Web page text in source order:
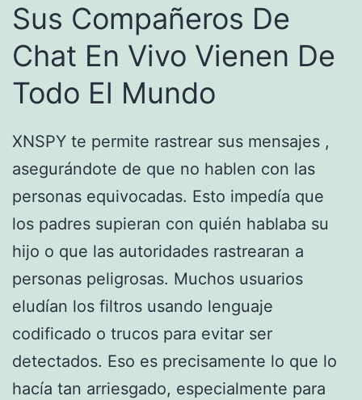
Sus Compañeros De
Chat En Vivo Vienen De
Todo El Mundo
XNSPY te permite rastrear sus mensajes ,
asegurándote de que no hablen con las
personas equivocadas. Esto impedía que
los padres supieran con quién hablaba su
hijo o que las autoridades rastrearan a
personas peligrosas. Muchos usuarios
eludían los filtros usando lenguaje
codificado o trucos para evitar ser
detectados. Eso es precisamente lo que lo
hacía tan arriesgado, especialmente para